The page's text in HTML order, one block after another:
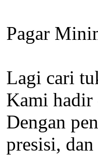
Pagar
Lagi cari
Kami hadir
Dengan
presisi,